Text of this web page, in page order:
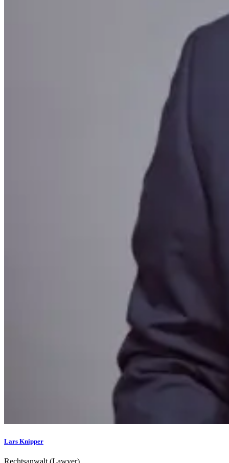
Lars Knipper
Rechtsanwalt (Lawyer)